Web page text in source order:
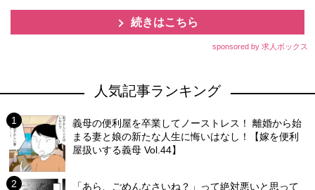
続きはこちら
sponsored by 求人ボックス
人気記事ランキング
義母の便利屋を卒業してノーストレス！ 離婚から始
まる妻と娘の新たな人生に悔いはなし！【嫁を便利
屋扱いする義母 Vol.44】
「あら、ごめんなさいね？」って絶対悪いと思って